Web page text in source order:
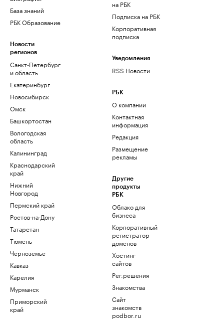
База знаний
РБК Образование
Новости
регионов
Санкт-Петербург
и область
Екатеринбург
Новосибирск
Омск
Башкортостан
Вологодская
область
Калининград
Краснодарский
край
Нижний
Новгород
Пермский край
Ростов-на-Дону
Татарстан
Тюмень
Черноземье
Кавказ
Карелия
Мурманск
Приморский
край
на РБК
Подписка на РБК
Корпоративная
подписка
Уведомления
RSS Новости
РБК
О компании
Контактная
информация
Редакция
Размещение
рекламы
Другие
продукты
РБК
Облако для
бизнеса
Корпоративный
регистратор
доменов
Хостинг
сайтов
Рег.решения
Знакомства
Сайт
знакомств
podbor.ru